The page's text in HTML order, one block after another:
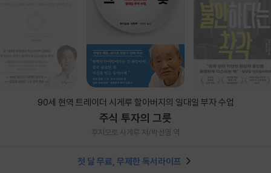
90세 현역 트레이더 시게루 할아버지의 일대일 부자 수업
주식 투자의 그릇
후지모토 시게루 저/박선영 역
첫 달 무료, 무제한 독서라이프